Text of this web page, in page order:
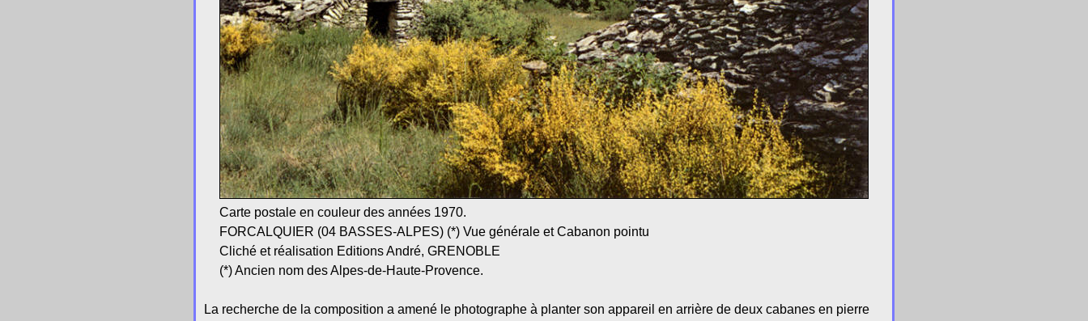
Carte postale en couleur des années 1970.
FORCALQUIER (04 BASSES-ALPES) (*) Vue générale et Cabanon pointu
Cliché et réalisation Editions André, GRENOBLE
(*) Ancien nom des Alpes-de-Haute-Provence.
La recherche de la composition a amené le photographe à planter son appareil en arrière de deux cabanes en pierre